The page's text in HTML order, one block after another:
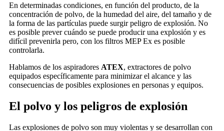
En determinadas condiciones, en función del producto, de la
concentración de polvo, de la humedad del aire, del tamaño y de
la forma de las partículas puede surgir peligro de explosión. No
es posible prever cuándo se puede producir una explosión y es
difícil prevenirla pero, con los filtros MEP Ex es posible
controlarla.
Hablamos de los aspiradores ATEX, extractores de polvo
equipados específicamente para minimizar el alcance y las
consecuencias de posibles explosiones en personas y equipos.
El polvo y los peligros de explosión
Las explosiones de polvo son muy violentas y se desarrollan con